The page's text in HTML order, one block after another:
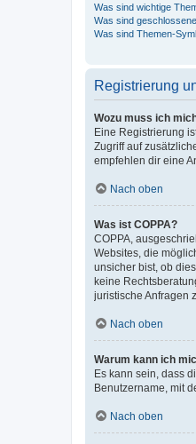
Was sind wichtige
Was sind
Was sind Themen-
Registrierung
Wozu muss ich
Eine Registrierung
Zugriff auf
empfehlen dir eine
Nach oben
Was ist COPPA?
COPPA,
Websites, die
unsicher bist, ob
keine
juristische Anfragen
Nach oben
Warum kann ich
Es kann sein, dass
Benutzername, mit
Nach oben